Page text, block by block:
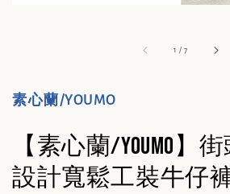
1 /7
素心蘭/YOUMO
【素心蘭/YOUMO】
設計寬鬆工裝牛仔